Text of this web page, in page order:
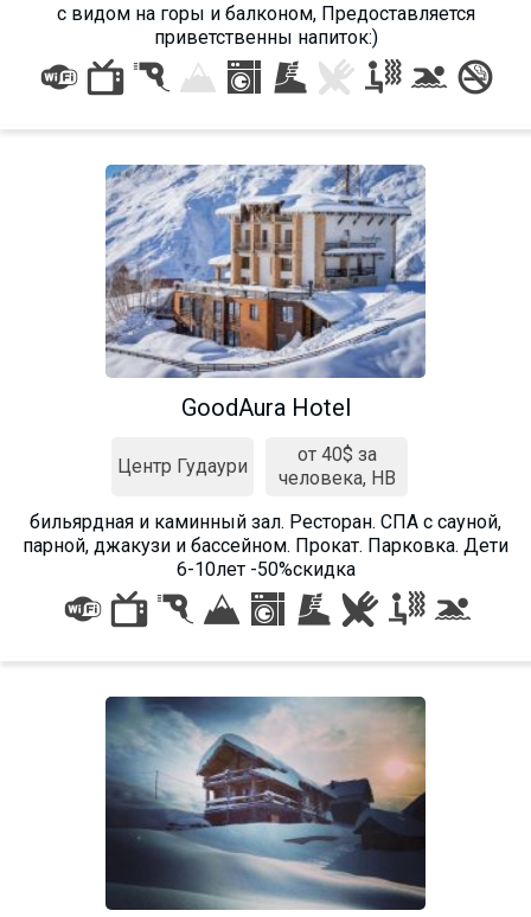
с видом на горы и балконом, Предоставляется
приветственны напиток:)
GoodAura Hotel
Центр Гудаури
от 40$ за
человека, HB
бильярдная и каминный зал. Ресторан. СПА с сауной,
парной, джакузи и бассейном. Прокат. Парковка. Дети
6-10лет -50%скидка